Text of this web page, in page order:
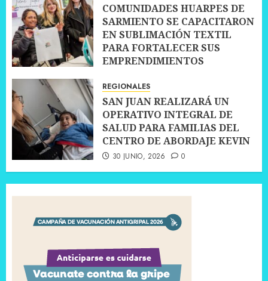
COMUNIDADES HUARPES DE
SARMIENTO SE CAPACITARON
EN SUBLIMACIÓN TEXTIL
PARA FORTALECER SUS
EMPRENDIMIENTOS
REGIONALES
SAN JUAN REALIZARÁ UN
OPERATIVO INTEGRAL DE
SALUD PARA FAMILIAS DEL
CENTRO DE ABORDAJE KEVIN
30 JUNIO, 2026 0